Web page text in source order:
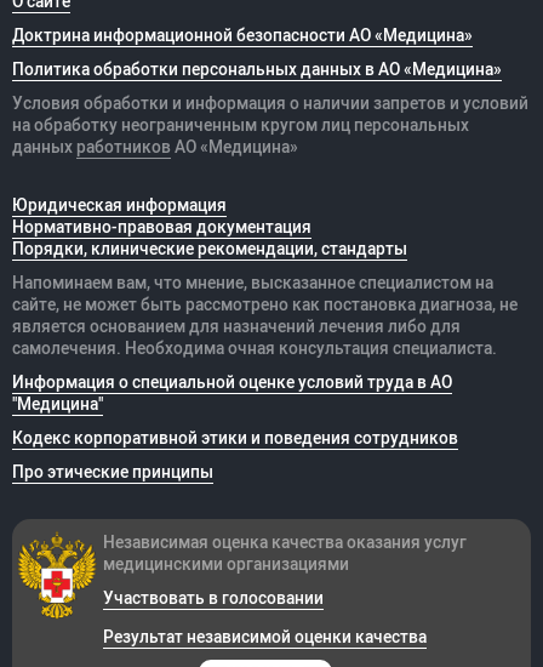
Доктрина информационной безопасности АО «Медицина»
Политика обработки персональных данных в АО «Медицина»
Условия обработки и информация о наличии запретов и условий
на обработку неограниченным кругом лиц персональных
данных работников АО «Медицина»
Юридическая информация
Нормативно-правовая документация
Порядки, клинические рекомендации, стандарты
Напоминаем вам, что мнение, высказанное специалистом на
сайте, не может быть рассмотрено как постановка диагноза, не
является основанием для назначений лечения либо для
самолечения. Необходима очная консультация специалиста.
Информация о специальной оценке условий труда в АО
"Медицина"
Кодекс корпоративной этики и поведения сотрудников
Про этические принципы
Независимая оценка качества оказания услуг
медицинскими организациями
Участвовать в голосовании
Результат независимой оценки качества